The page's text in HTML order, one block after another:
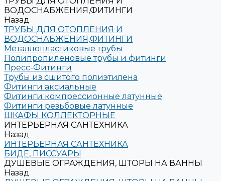
ВОДОСНАБЖЕНИЯ,ФИТИНГИ
Назад
ТРУБЫ ДЛЯ ОТОПЛЕНИЯ И
ВОДОСНАБЖЕНИЯ,ФИТИНГИ
Металлопластиковые трубы
Полипропиленовые трубы и фитинги
Пресс-Фитинги
Трубы из сшитого полиэтилена
Фитинги аксиальные
Фитинги компрессионные латунные
Фитинги резьбовые латунные
ШКАФЫ КОЛЛЕКТОРНЫЕ
ИНТЕРЬЕРНАЯ САНТЕХНИКА
Назад
ИНТЕРЬЕРНАЯ САНТЕХНИКА
БИДЕ, ПИССУАРЫ
ДУШЕВЫЕ ОГРАЖДЕНИЯ, ШТОРЫ НА ВАННЫ
Назад